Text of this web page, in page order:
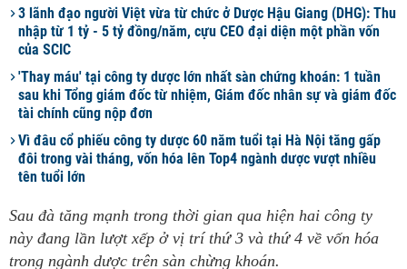
3 lãnh đạo người Việt vừa từ chức ở Dược Hậu Giang (DHG): Thu
nhập từ 1 tỷ - 5 tỷ đồng/năm, cựu CEO đại diện một phần vốn
của SCIC
'Thay máu' tại công ty dược lớn nhất sàn chứng khoán: 1 tuần
sau khi Tổng giám đốc từ nhiệm, Giám đốc nhân sự và giám đốc
tài chính cũng nộp đơn
Vì đâu cổ phiếu công ty dược 60 năm tuổi tại Hà Nội tăng gấp
đôi trong vài tháng, vốn hóa lên Top4 ngành dược vượt nhiều
tên tuổi lớn
Sau đà tăng mạnh trong thời gian qua hiện hai công ty
này đang lần lượt xếp ở vị trí thứ 3 và thứ 4 về vốn hóa
trong ngành dược trên sàn chừng khoán.